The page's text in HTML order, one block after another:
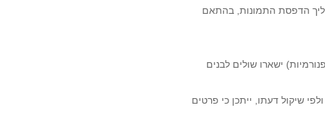
הדפסת התמונות, בהתאם
ישארו שולים לבנים
שיקול דעתו, ייתכן כי פרטים